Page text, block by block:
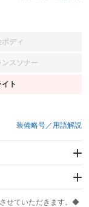
ディ
ンスソナー
ト
装備略号／用語解説
せていただきます。◆